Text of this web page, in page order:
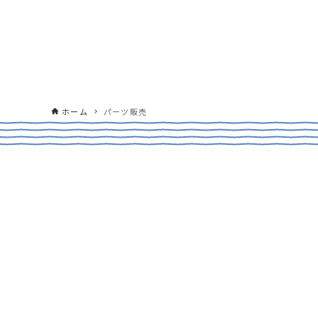
ホーム パーツ販売